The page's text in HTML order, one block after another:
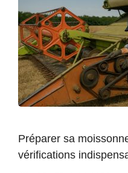
Préparer sa
vérifications